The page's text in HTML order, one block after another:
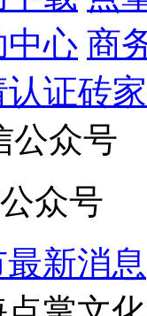
中心 商
认证砖家
众号
最新消息